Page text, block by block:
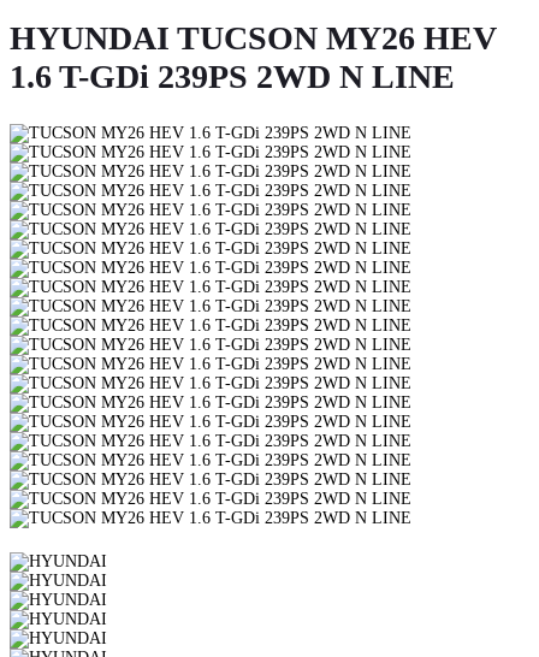
HYUNDAI TUCSON MY26 HEV
1.6 T-GDi 239PS 2WD N LINE